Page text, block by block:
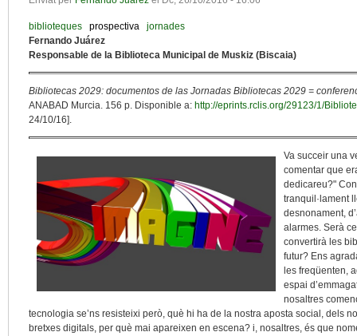
biblioteques prospectiva
jornades
Fernando Juárez
Responsable de la Biblioteca Municipal de Muskiz (Biscaia)
Bibliotecas 2029: documentos de las Jornadas Bibliotecas 2029 =
ANABAD Murcia. 156 p. Disponible a: http://eprints.rclis.org/29123/1/
24/10/16].
Va succeir una
comentar que
dedicareu?"
tranquil·lament
desnonament,
alarmes. Serà
convertirà les
futur? Ens
les freqüenten,
espai
nosaltres
tecnologia se’ns resisteixi però, què hi ha de la nostra aposta social, dels
bretxes digitals, per què mai apareixen en escena? i, nosaltres, és que